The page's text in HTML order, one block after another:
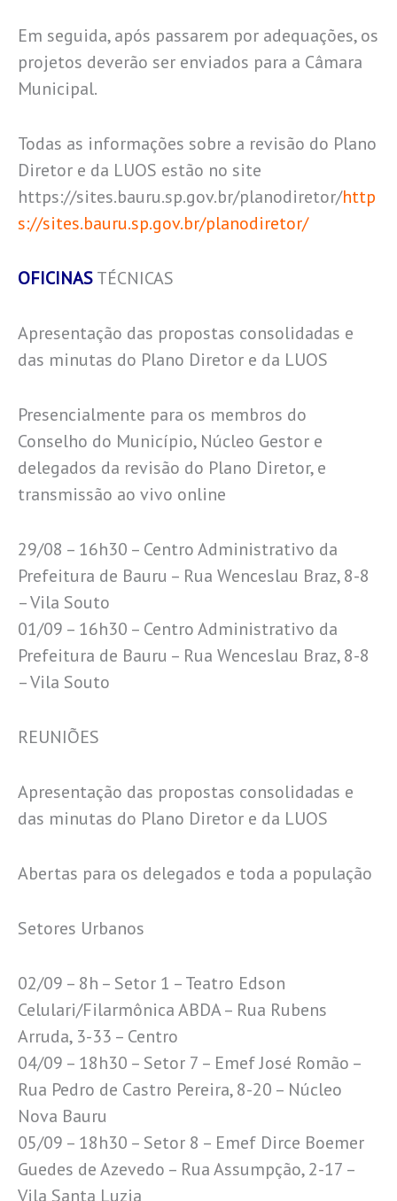
Em seguida, após passarem por adequações, os
projetos deverão ser enviados para a Câmara
Municipal.
Todas as informações sobre a revisão do Plano
Diretor e da LUOS estão no site
https://sites.bauru.sp.gov.br/planodiretor/http
s://sites.bauru.sp.gov.br/planodiretor/
OFICINASTÉCNICAS
Apresentação das propostas consolidadas e
das minutas do Plano Diretor e da LUOS
Presencialmente para os membros do
Conselho do Município, Núcleo Gestor e
delegados da revisão do Plano Diretor, e
transmissão ao vivo online
29/08 – 16h30 – Centro Administrativo da
Prefeitura de Bauru – Rua Wenceslau Braz, 8-8
– Vila Souto
01/09 – 16h30 – Centro Administrativo da
Prefeitura de Bauru – Rua Wenceslau Braz, 8-8
– Vila Souto
REUNIÕES
Apresentação das propostas consolidadas e
das minutas do Plano Diretor e da LUOS
Abertas para os delegados e toda a população
Setores Urbanos
02/09 – 8h – Setor 1 – Teatro Edson
Celulari/Filarmônica ABDA – Rua Rubens
Arruda, 3-33 – Centro
04/09 – 18h30 – Setor 7 – Emef José Romão –
Rua Pedro de Castro Pereira, 8-20 – Núcleo
Nova Bauru
05/09 – 18h30 – Setor 8 – Emef Dirce Boemer
Guedes de Azevedo – Rua Assumpção, 2-17 –
Vila Santa Luzia